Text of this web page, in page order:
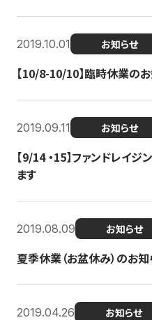
2019.10.01 お知らせ
【10/8-10/10】臨時休業の
2019.09.11 お知らせ
【9/14 ・15】ファンドレイジ
ます
2019.08.09 お知らせ
夏季休業（お盆休み）のお
2019.04.26 お知らせ